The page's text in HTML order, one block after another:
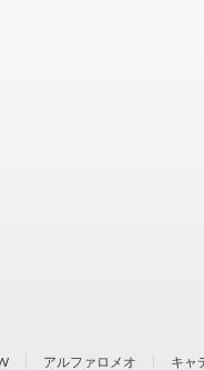
アルファロメオ キャ